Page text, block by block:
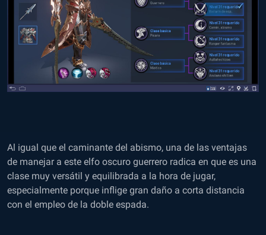
Al igual que el caminante del abismo, una de las ventajas
de manejar a este elfo oscuro guerrero radica en que es una
clase muy versátil y equilibrada a la hora de jugar,
especialmente porque inflige gran daño a corta distancia
con el empleo de la doble espada.